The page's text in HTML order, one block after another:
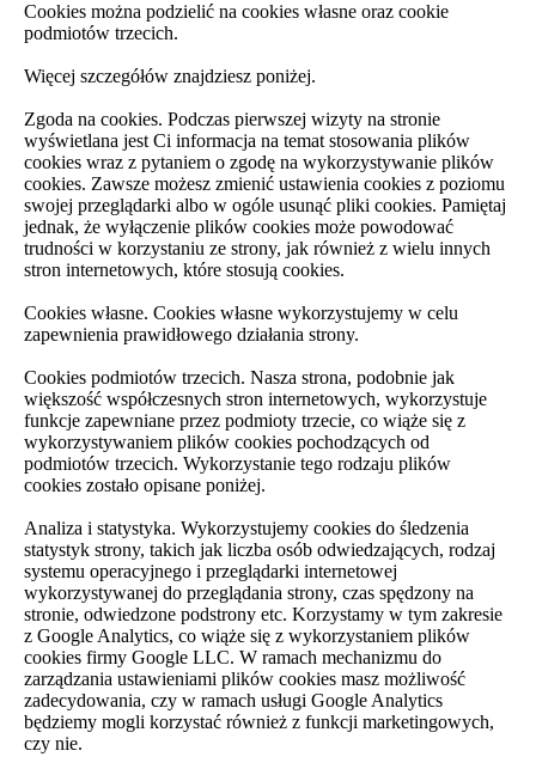
Cookies można podzielić na cookies własne oraz cookie
podmiotów trzecich.
Więcej szczegółów znajdziesz poniżej.
Zgoda na cookies. Podczas pierwszej wizyty na stronie
wyświetlana jest Ci informacja na temat stosowania plików
cookies wraz z pytaniem o zgodę na wykorzystywanie plików
cookies. Zawsze możesz zmienić ustawienia cookies z poziomu
swojej przeglądarki albo w ogóle usunąć pliki cookies. Pamiętaj
jednak, że wyłączenie plików cookies może powodować
trudności w korzystaniu ze strony, jak również z wielu innych
stron internetowych, które stosują cookies.
Cookies własne. Cookies własne wykorzystujemy w celu
zapewnienia prawidłowego działania strony.
Cookies podmiotów trzecich. Nasza strona, podobnie jak
większość współczesnych stron internetowych, wykorzystuje
funkcje zapewniane przez podmioty trzecie, co wiąże się z
wykorzystywaniem plików cookies pochodzących od
podmiotów trzecich. Wykorzystanie tego rodzaju plików
cookies zostało opisane poniżej.
Analiza i statystyka. Wykorzystujemy cookies do śledzenia
statystyk strony, takich jak liczba osób odwiedzających, rodzaj
systemu operacyjnego i przeglądarki internetowej
wykorzystywanej do przeglądania strony, czas spędzony na
stronie, odwiedzone podstrony etc. Korzystamy w tym zakresie
z Google Analytics, co wiąże się z wykorzystaniem plików
cookies firmy Google LLC. W ramach mechanizmu do
zarządzania ustawieniami plików cookies masz możliwość
zadecydowania, czy w ramach usługi Google Analytics
będziemy mogli korzystać również z funkcji marketingowych,
czy nie.